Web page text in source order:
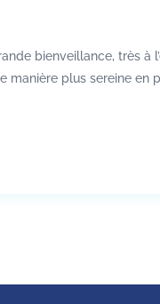
bienveillance, très
manière plus sereine en